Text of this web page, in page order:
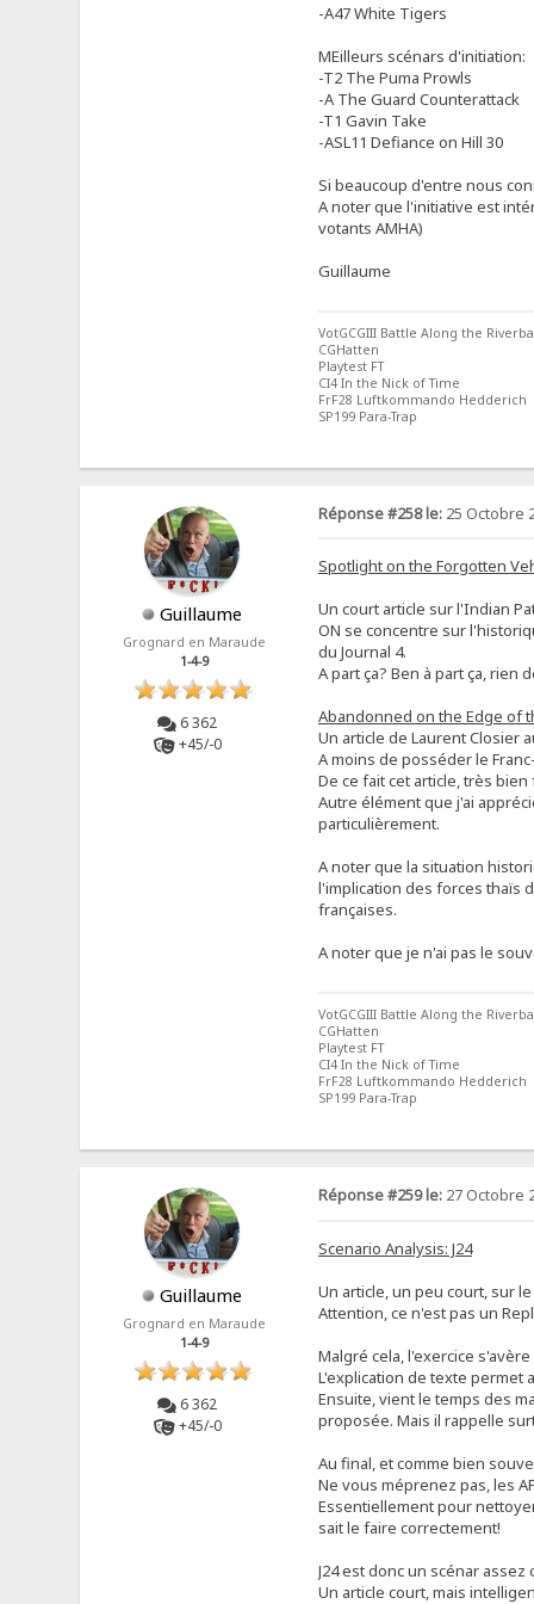
-A47 White Tigers
MEilleurs scénars d'initiation:
-T2 The Puma Prowls
-A The Guard Counterattack
-T1 Gavin Take
-ASL11 Defiance on Hill 30
Si beaucoup d'entre nous
A noter que l'initiative est
votants AMHA)
Guillaume
VotGCGIII Battle Along the
CGHatten
Playtest FT
CI4 In the Nick of Time
FrF28 Luftkommando Hedderich
SP199 Para-Trap
Guillaume
Grognard en Maraude
1-4-9
6 362
+45/-0
Réponse #258 le:25 Octobre
Spotlight on the Forgotten
Un court article sur l'Indian
ON se concentre sur
du Journal 4.
A part ça? Ben à part ça, rien
Abandonned on the Edge of
Un article de Laurent Closier
A moins de posséder le
De ce fait cet article, très
Autre élément que j'ai
particulièrement.
A noter que la situation
l'implication des forces thaïs
françaises.
A noter que je n'ai pas le
VotGCGIII Battle Along the
CGHatten
Playtest FT
CI4 In the Nick of Time
FrF28 Luftkommando Hedderich
SP199 Para-Trap
Guillaume
Grognard en Maraude
1-4-9
6 362
+45/-0
Réponse #259 le:27 Octobre
Scenario Analysis: J24
Un article, un peu court, sur
Attention, ce n'est pas un
Malgré cela, l'exercice
L'explication de texte permet
Ensuite, vient le temps des
proposée. Mais il rappelle
Au final, et comme bien
Ne vous méprenez pas, les
Essentiellement pour
sait le faire correctement!
J24 est donc un scénar
Un article court, mais